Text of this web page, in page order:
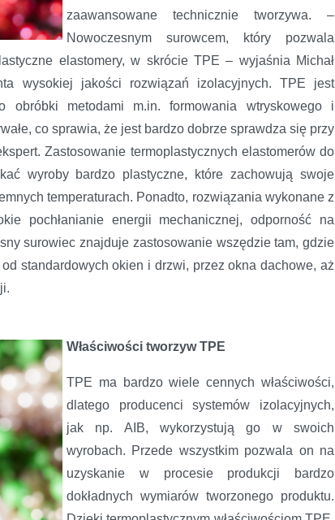
zaawansowane technicznie tworzywa. –
Nowoczesnym surowcem, który pozwala
elastomery, w skrócie TPE – wyjaśnia Michał
wysokiej jakości rozwiązań izolacyjnych. TPE jest
obróbki metodami m.in. formowania wtryskowego i
co sprawia, że jest bardzo dobrze sprawdza się przy
Zastosowanie termoplastycznych elastomerów do
wyroby bardzo plastyczne, które zachowują swoje
temperaturach. Ponadto, rozwiązania wykonane z
pochłanianie energii mechanicznej, odporność na
surowiec znajduje zastosowanie wszędzie tam, gdzie
standardowych okien i drzwi, przez okna dachowe, aż
Właściwości tworzyw TPE
TPE ma bardzo wiele cennych właściwości,
dlatego producenci systemów izolacyjnych,
jak np. AIB, wykorzystują go w swoich
wyrobach. Przede wszystkim pozwala on na
uzyskanie w procesie produkcji bardzo
dokładnych wymiarów tworzonego produktu.